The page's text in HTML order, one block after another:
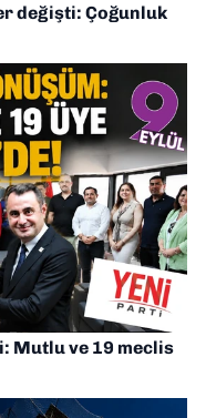
değişti: Çoğunluk
Mutlu ve 19 meclis